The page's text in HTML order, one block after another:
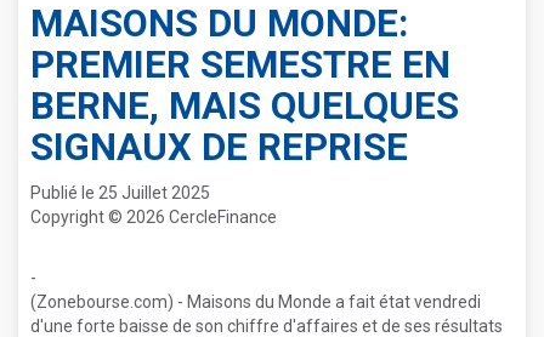
MAISONS DU MONDE:
PREMIER SEMESTRE EN
BERNE, MAIS QUELQUES
SIGNAUX DE REPRISE
Publié le 25 Juillet 2025
Copyright © 2026 CercleFinance
-
(Zonebourse.com) - Maisons du Monde a fait état vendredi
d'une forte baisse de son chiffre d'affaires et de ses résultats